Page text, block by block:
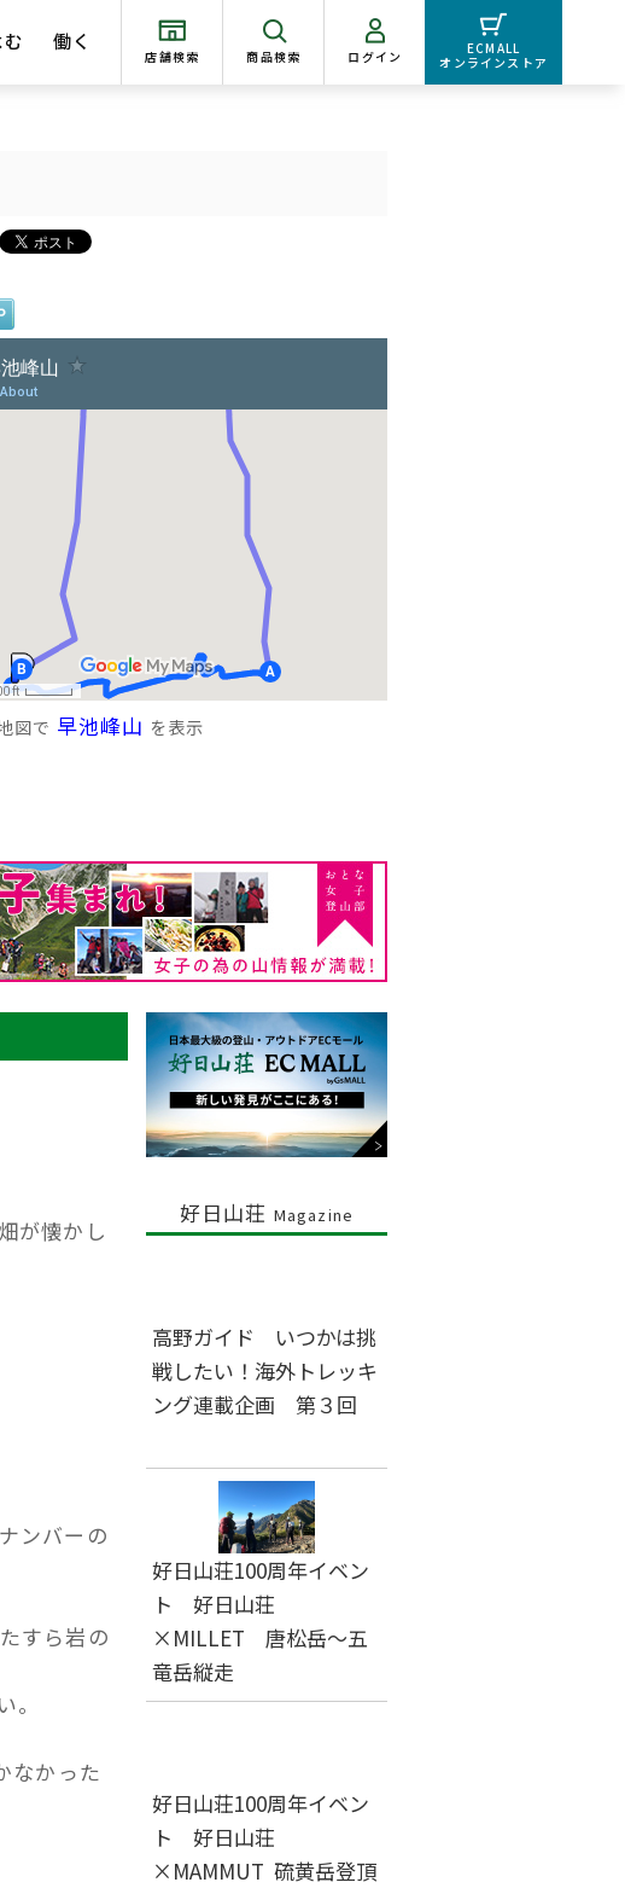
む 働く
店舗検索 商品検索 ログイン
ECMALL
オンラインストア
図で 早池峰山 を表示
が懐かし
ンバーの
すら岩の
なかった
好日山荘 Magazine
高野ガイド いつかは挑
戦したい！海外トレッキ
ング連載企画 第３回
好日山荘100周年イベン
ト 好日山荘
×MILLET 唐松岳～五
竜岳縦走
好日山荘100周年イベン
ト 好日山荘
×MAMMUT 硫黄岳登頂